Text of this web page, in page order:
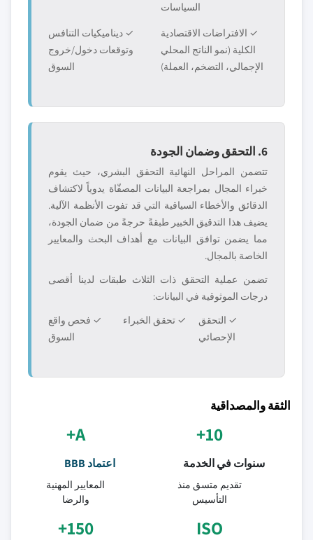
السياسات
✓ الافتراضات الاقتصادية
الكلية (نمو الناتج المحلي
الإجمالي، التضخم، العملة)
✓ ديناميكيات التنافس
وتوقعات دخول/خروج
السوق
6. التحقق وضمان الجودة
تتضمن المراحل النهائية التحقق البشري، حيث يقوم
خبراء المجال بمراجعة البيانات المصفّاة يدوياً لاكتشاف
الدقائق والأخطاء السياقية التي قد تفوت الأنظمة الآلية.
يضيف هذا التدقيق الخبير طبقةً حرجةً من ضمان الجودة،
مما يضمن توافق البيانات مع أهداف البحث والمعايير
الخاصة بالمجال.
تضمن عملية التحقق ذات الثلاث طبقات لدينا أقصى
درجات الموثوقية في البيانات:
✓ التحقق
الإحصائي
✓ تحقق الخبراء
✓ فحص واقع
السوق
الثقة والمصداقية
10+
سنوات في الخدمة
تقديم متسق منذ
التأسيس
A+
اعتماد BBB
المعايير المهنية
والرضا
ISO
150+